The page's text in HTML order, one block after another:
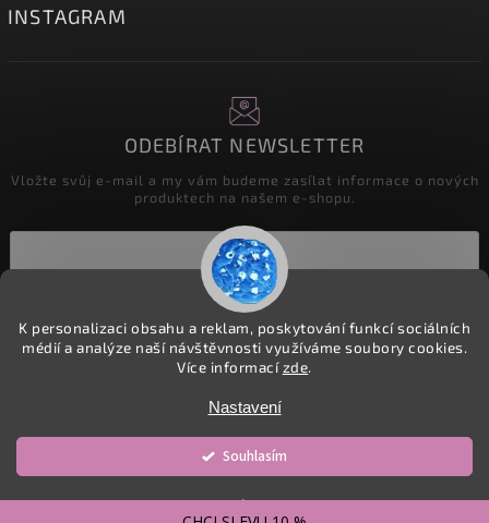
K personalizaci obsahu a reklam, poskytování funkcí sociálních
médií a analýze naší návštěvnosti využíváme soubory cookies.
Více informacízde.
Nastavení
Odmítnout
Souhlasím
INSTAGRAM
ODEBÍRAT NEWSLETTER
Vložte svůj e-mail a my vám budeme zasílat informace o nových
produktech na našem e-shopu.
Přihlásit se
detske-latky.cz. Všechna práva vyhrazena.
Shoptet| DesignShoptak.cz.